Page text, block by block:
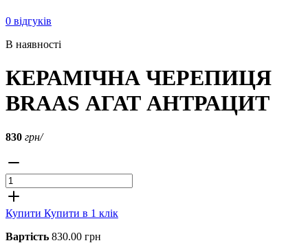
0 відгуків
В наявності
КЕРАМІЧНА ЧЕРЕПИЦЯ
BRAAS АГАТ АНТРАЦИТ
830 грн/
Купити Купити в 1 клік
Вартість 830.00 грн